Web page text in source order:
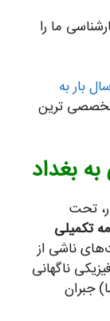
ما را
بار به
ترین
به بغداد
تحت
تکمیلی
ناشی از
ناگهانی
جبران